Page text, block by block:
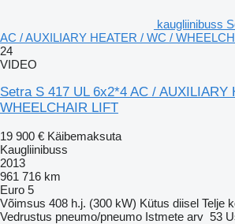
kaugliinibuss
AC / AUXILIARY HEATER / WC /
24
VIDEO
Setra S 417 UL 6x2*4 AC / AUXILIARY
WHEELCHAIR LIFT
19 900 € Käibemaksuta
Kaugliinibuss
2013
961 716 km
Euro 5
Võimsus 408 h.j. (300 kW) Kütus diisel Telje
Vedrustus pneumo/pneumo Istmete arv 53